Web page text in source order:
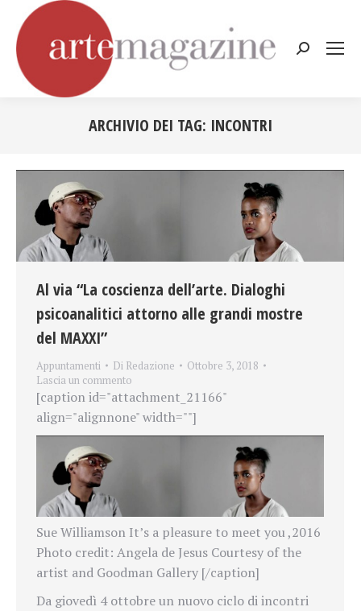
Cerca:
ARCHIVIO DEI TAG: INCONTRI
Al via “La coscienza dell’arte. Dialoghi
psicoanalitici attorno alle grandi mostre
del MAXXI”
Appuntamenti Di Redazione
Ottobre 3, 2018
Lascia un commento
[caption id="attachment_21166"
align="alignnone" width=""]
Sue Williamson It’s a pleasure to meet you ,2016
Photo credit: Angela de Jesus Courtesy of the
artist and Goodman Gallery [/caption]
Da giovedì 4 ottobre un nuovo ciclo di incontri